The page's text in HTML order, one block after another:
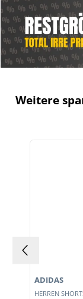
Weitere
HERREN
ADIDAS